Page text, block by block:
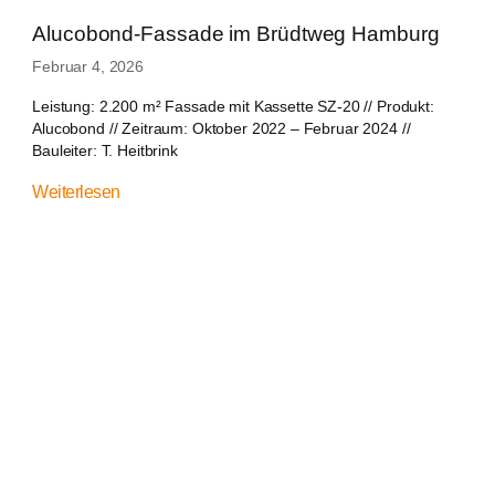
Alucobond-Fassade im Brüdtweg Hamburg
Februar 4, 2026
Leistung: 2.200 m² Fassade mit Kassette SZ-20 // Produkt:
Alucobond // Zeitraum: Oktober 2022 – Februar 2024 //
Bauleiter: T. Heitbrink
Weiterlesen